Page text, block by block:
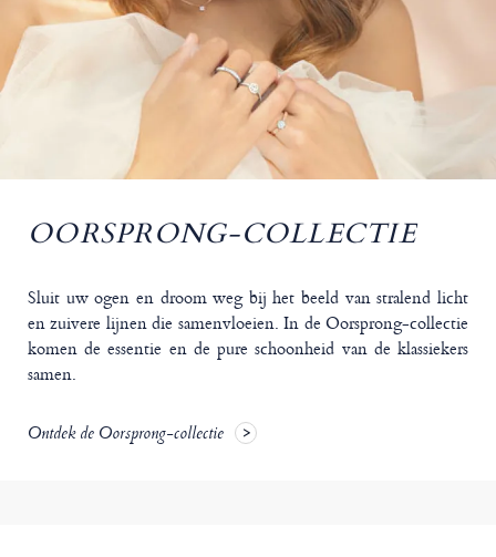
OORSPRONG-COLLECTIE
Sluit uw ogen en droom weg bij het beeld van stralend licht
en zuivere lijnen die samenvloeien. In de Oorsprong-collectie
komen de essentie en de pure schoonheid van de klassiekers
samen.
Ontdek de Oorsprong-collectie